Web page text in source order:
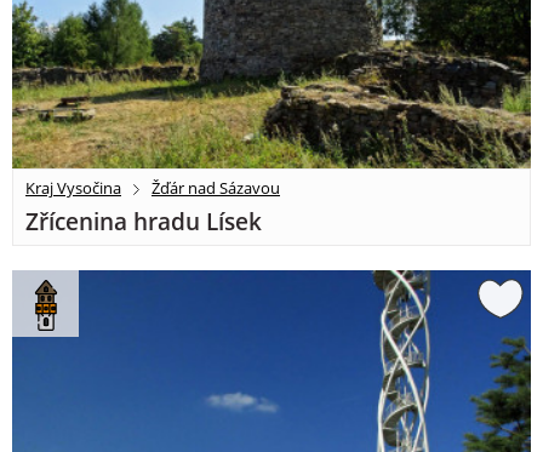
Kraj Vysočina Žďár nad Sázavou
Zřícenina hradu Lísek